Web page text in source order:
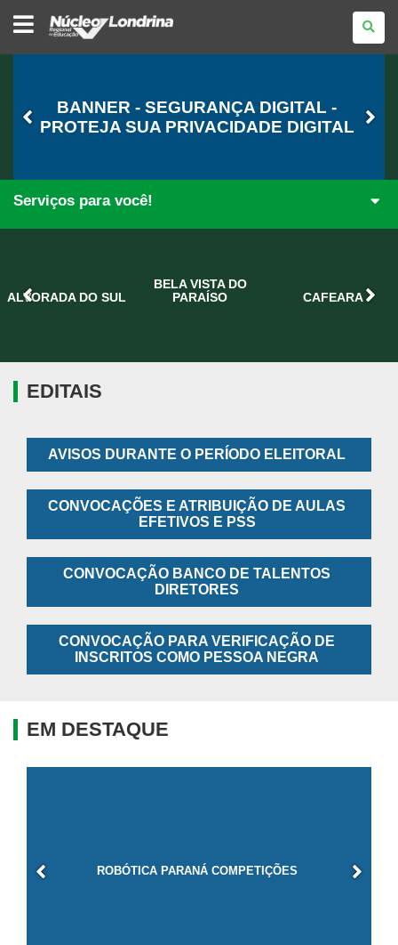
NÚCLEO
REGIONAL
EDUCAÇÃO
BANNER - SEGURANÇA DIGITAL -
PROTEJA SUA PRIVACIDADE DIGITAL
Serviços para você!
ALVORADA DO SUL
BELA VISTA DO
PARAÍSO
CAFEARA
EDITAIS
AVISOS DURANTE O PERÍODO ELEITORAL
CONVOCAÇÕES E ATRIBUIÇÃO DE AULAS
EFETIVOS E PSS
CONVOCAÇÃO BANCO DE TALENTOS
DIRETORES
CONVOCAÇÃO PARA VERIFICAÇÃO DE
INSCRITOS COMO PESSOA NEGRA
EM DESTAQUE
ROBÓTICA PARANÁ COMPETIÇÕES